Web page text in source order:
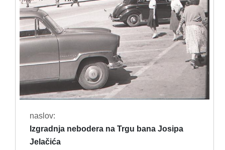
naslov:
Izgradnja nebodera na Trgu bana Josipa
Jelačića